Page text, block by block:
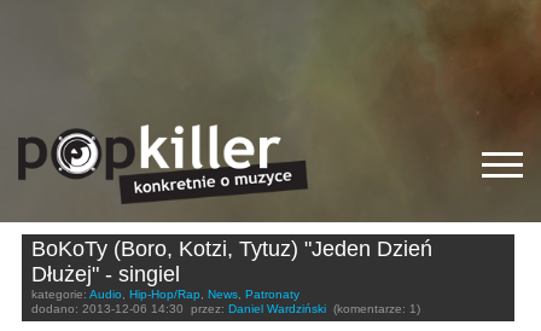
BoKoTy (Boro, Kotzi, Tytuz) "Jeden Dzień
Dłużej" - singiel
kategorie: Audio, Hip-Hop/Rap, News, Patronaty
dodano: 2013-12-06 14:30 przez: Daniel Wardziński (komentarze: 1)